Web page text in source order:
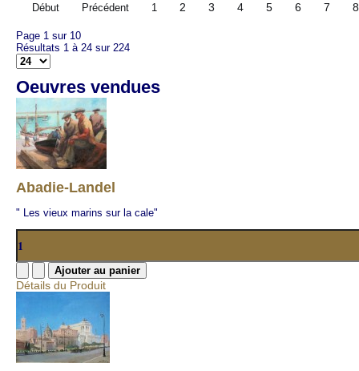
Début Précédent 1 2 3 4 5 6 7 8
Page 1 sur 10
Résultats 1 à 24 sur 224
Oeuvres vendues
Abadie-Landel
" Les vieux marins sur la cale"
Détails du Produit